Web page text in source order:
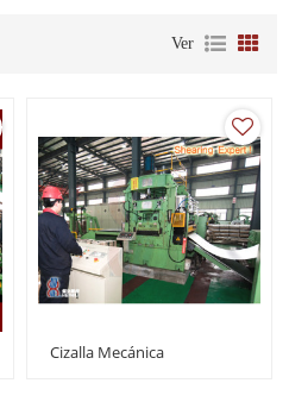
Ver
Cizalla Mecánica